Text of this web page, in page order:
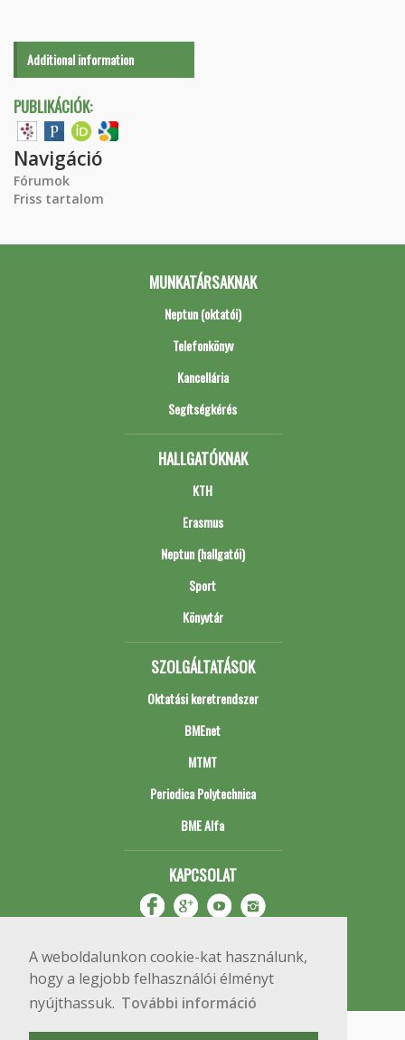
A weboldalunkon cookie-kat használunk,
hogy a legjobb felhasználói élményt
nyújthassuk. További információ
Additional information
PUBLIKÁCIÓK:
Navigáció
Fórumok
Friss tartalom
MUNKATÁRSAKNAK
Neptun (oktatói)
Telefonkönyv
Kancellária
Segítségkérés
HALLGATÓKNAK
KTH
Erasmus
Neptun (hallgatói)
Sport
Könyvtár
SZOLGÁLTATÁSOK
Oktatási keretrendszer
BMEnet
MTMT
Periodica Polytechnica
BME Alfa
KAPCSOLAT